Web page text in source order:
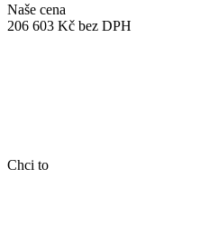
Naše cena
206 603 Kč bez DPH
Chci to